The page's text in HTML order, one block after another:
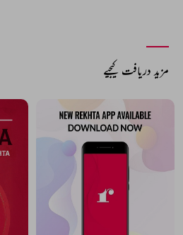
مزید دریافت کیجیے